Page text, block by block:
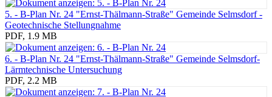
5. - B-Plan Nr. 24 "Ernst-Thälmann-Straße" Gemeinde Selmsdorf -
Geotechnische Stellungnahme
PDF, 1.9 MB
6. - B-Plan Nr. 24 "Ernst-Thälmann-Straße" Gemeinde Selmsdorf-
Lärmtechnische Untersuchung
PDF, 2.2 MB